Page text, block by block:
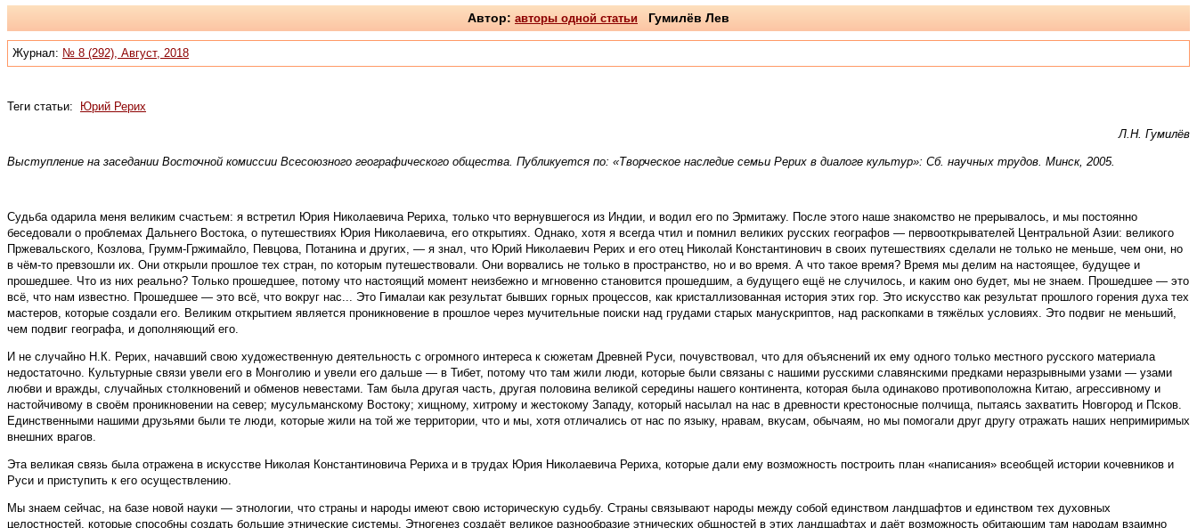
Автор: авторы одной статьи Гумилёв Лев
Журнал: № 8 (292), Август, 2018
Теги статьи: Юрий Рерих
Л.Н. Гумилёв
Выступление на заседании Восточной комиссии Всесоюзного географического общества. Публикуется по: «Творческое наследие семьи Рерих в диалоге культур»: Сб. научных трудов. Минск, 2005.
Судьба одарила меня великим счастьем: я встретил Юрия Николаевича Рериха, только что вернувшегося из Индии, и водил его по Эрмитажу. После этого наше знакомство не прерывалось, и мы постоянно
беседовали о проблемах Дальнего Востока, о путешествиях Юрия Николаевича, его открытиях. Однако, хотя я всегда чтил и помнил великих русских географов — первооткрывателей Центральной Азии: великого
Пржевальского, Козлова, Грумм-Гржимайло, Певцова, Потанина и других, — я знал, что Юрий Николаевич Рерих и его отец Николай Константинович в своих путешествиях сделали не только не меньше, чем они, но
в чём-то превзошли их. Они открыли прошлое тех стран, по которым путешествовали. Они ворвались не только в пространство, но и во время. А что такое время? Время мы делим на настоящее, будущее и
прошедшее. Что из них реально? Только прошедшее, потому что настоящий момент неизбежно и мгновенно становится прошедшим, а будущего ещё не случилось, и каким оно будет, мы не знаем. Прошедшее — это
всё, что нам известно. Прошедшее — это всё, что вокруг нас... Это Гималаи как результат бывших горных процессов, как кристаллизованная история этих гор. Это искусство как результат прошлого горения духа тех
мастеров, которые создали его. Великим открытием является проникновение в прошлое через мучительные поиски над грудами старых манускриптов, над раскопками в тяжёлых условиях. Это подвиг не меньший,
чем подвиг географа, и дополняющий его.
И не случайно Н.К. Рерих, начавший свою художественную деятельность с огромного интереса к сюжетам Древней Руси, почувствовал, что для объяснений их ему одного только местного русского материала
недостаточно. Культурные связи увели его в Монголию и увели его дальше — в Тибет, потому что там жили люди, которые были связаны с нашими русскими славянскими предками неразрывными узами — узами
любви и вражды, случайных столкновений и обменов невестами. Там была другая часть, другая половина великой середины нашего континента, которая была одинаково противоположна Китаю, агрессивному и
настойчивому в своём проникновении на север; мусульманскому Востоку; хищному, хитрому и жестокому Западу, который насылал на нас в древности крестоносные полчища, пытаясь захватить Новгород и Псков.
Единственными нашими друзьями были те люди, которые жили на той же территории, что и мы, хотя отличались от нас по языку, нравам, вкусам, обычаям, но мы помогали друг другу отражать наших непримиримых
внешних врагов.
Эта великая связь была отражена в искусстве Николая Константиновича Рериха и в трудах Юрия Николаевича Рериха, которые дали ему возможность построить план «написания» всеобщей истории кочевников и
Руси и приступить к его осуществлению.
Мы знаем сейчас, на базе новой науки — этнологии, что страны и народы имеют свою историческую судьбу. Страны связывают народы между собой единством ландшафтов и единством тех духовных
целостностей, которые способны создать большие этнические системы. Этногенез создаёт великое разнообразие этнических общностей в этих ландшафтах и даёт возможность обитающим там народам взаимно